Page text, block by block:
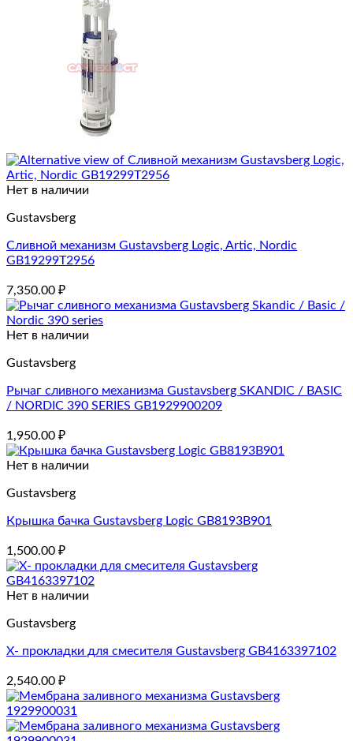
Нет в наличии
Gustavsberg
Сливной механизм Gustavsberg Logic, Artic, Nordic
GB19299T2956
7,350.00 ₽
Нет в наличии
Gustavsberg
Рычаг сливного механизма Gustavsberg SKANDIC / BASIC
/ NORDIC 390 SERIES GB1929900209
1,950.00 ₽
Нет в наличии
Gustavsberg
Крышка бачка Gustavsberg Logic GB8193B901
1,500.00 ₽
Нет в наличии
Gustavsberg
X- прокладки для смесителя Gustavsberg GB4163397102
2,540.00 ₽